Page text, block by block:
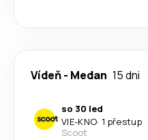
Vídeň- Medan 15 dni
so 30 led
VIE-KNO· 1 přestup
Scoot